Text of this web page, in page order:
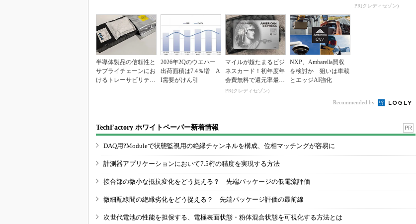
1.125%
PR(クレディセゾン)
半導体製品の信頼性と
サプライチェーンにお
けるトレーサビリティ
2026年2Qのウエハー
出荷面積は7.4％増 A
I需要がけん引
マイルが超たまるビジ
ネスカード！初年度年
会費無料で還元率最大
1.125%
PR(クレディセゾン)
NXP、Ambarella買収
を検討か 狙いは車載
とエッジAI強化
Recommended by
TechFactory ホワイトペーパー新着情報 PR
DAQ用?Moduleで状態監視用の絶縁チャンネルを構成、位相マッチングが容易に
計測器アプリケーションにおいて7.5桁の精度を実現する方法
接合部の微小な抵抗変化をどう捉える？ 先端パッケージの低電流評価
微細配線間の絶縁劣化をどう捉える？ 先端パッケージ評価の最前線
次世代電池の性能を担保する、電極表面状態・粉体混合状態を可視化する方法とは